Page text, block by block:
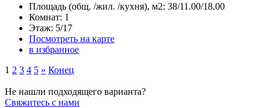
Площадь (общ. /жил. /кухня), м2: 38/11.00/18.00
Комнат: 1
Этаж: 5/17
Посмотреть на карте
в избранное
1 2 3 4 5 » Конец
Не нашли подходящего варианта?
Cвяжитесь с нами